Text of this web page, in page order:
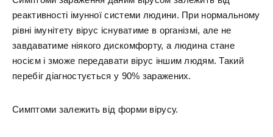
реактивності імунної системи людини. При нормальному
рівні імунітету вірус існуватиме в організмі, але не
завдаватиме ніякого дискомфорту, а людина стане
носієм і зможе передавати вірус іншим людям. Такий
перебіг діагностується у 90% заражених.
Симптоми залежить від форми вірусу.